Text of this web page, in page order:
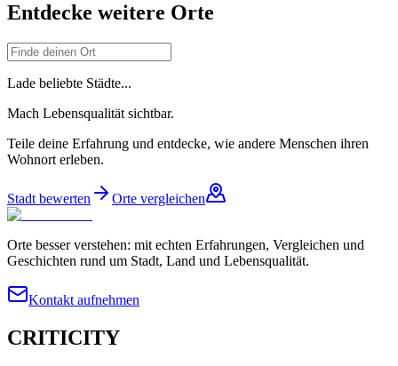
Entdecke weitere Orte
Lade beliebte Städte...
Mach Lebensqualität sichtbar.
Teile deine Erfahrung und entdecke, wie andere Menschen ihren
Wohnort erleben.
Stadt bewerten Orte vergleichen
Orte besser verstehen: mit echten Erfahrungen, Vergleichen und
Geschichten rund um Stadt, Land und Lebensqualität.
Kontakt aufnehmen
CRITICITY